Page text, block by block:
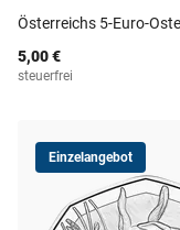
Österreichs 5-Euro-
5,00 €
steuerfrei
Einzelangebot